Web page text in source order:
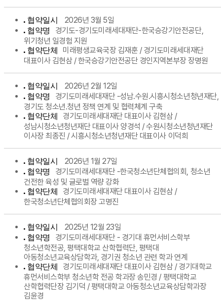
협약일시 2026년 3월 5일
협약명
경기도-경기도미래세대재단-한국승강기안전공단,
위기청년 일경험 지원
협약단체
미래평생교육국장 김재훈 / 경기도미래세대재단
대표이사 김현삼 / 한국승강기안전공단 경인지역본부장 장명원
협약일시 2026년 2월 12일
협약명
경기도미래세대재단 -성남.수원.시흥시청소년청년재단,
경기도 청소년․청년 정책 연계 및 협력체계 구축
협약단체
경기도미래세대재단 대표이사 김현삼 /
성남시청소년청년재단 대표이사 양경석 / 수원시청소년청년재단
이사장 최종진 / 시흥시청소년청년재단 대표이사 이덕희
협약일시 2026년 1월 27일
협약명
경기도미래세대재단 -한국청소년단체협의회, 청소년
건전한 육성 및 글로벌 역량 강화
협약단체
경기도미래세대재단 대표이사 김현삼 /
한국청소년단체협의회장 고명진
협약일시 2025년 12월 23일
협약명
경기도미래세대재단 - 경기대 휴먼서비스학부
청소년학전공, 평택대학교 산학협력단, 평택대
아동청소년교육상담학과, 경기권 청소년 관련 학과 연계
협약단체
경기도미래세대재단 대표이사 김현삼 / 경기대학교
휴먼서비스학부 청소년학 전공 학과장 송민경 / 평택대학교
산학협력단장 김기덕 / 평택대학교 아동청소년교육상담학과장
김윤경